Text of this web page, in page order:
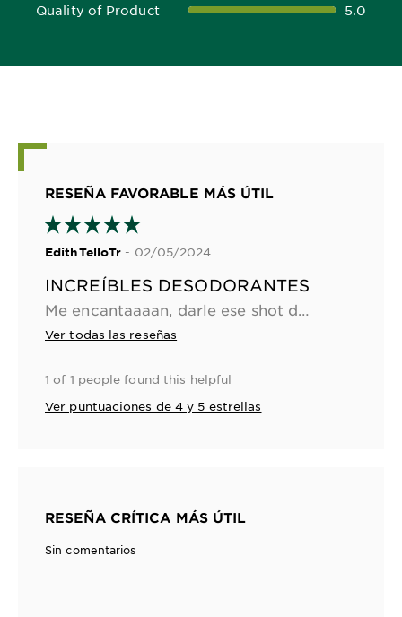
Quality of Product
5.0 out of 5 stars 5.0
RESEÑA FAVORABLE MÁS ÚTIL
EdithTelloTr - 02/05/2024
INCREÍBLES DESODORANTES
Ver todas las reseñas
1 of 1 people found this helpful
Ver puntuaciones de 4 y 5 estrellas
RESEÑA CRÍTICA MÁS ÚTIL
Sin comentarios